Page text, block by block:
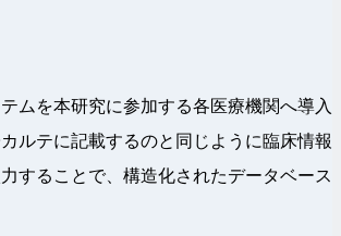
ムを本研究に参加する各医療機関へ導入
ルテに記載するのと同じように臨床情報
することで、構造化されたデータベース